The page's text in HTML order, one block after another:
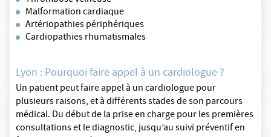
Malformation cardiaque
Artériopathies périphériques
Cardiopathies rhumatismales
Lyon : Pourquoi faire appel à un cardiologue ?
Un patient peut faire appel à un cardiologue pour
plusieurs raisons, et à différents stades de son parcours
médical. Du début de la prise en charge pour les premières
consultations et le diagnostic, jusqu’au suivi préventif en